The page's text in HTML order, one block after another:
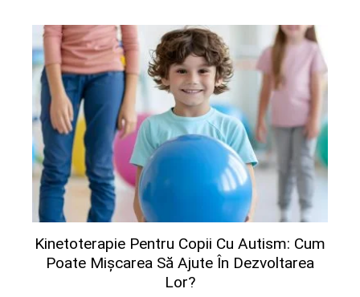
Kinetoterapie Pentru Copii Cu Autism: Cum
Poate Mișcarea Să Ajute În Dezvoltarea
Lor?